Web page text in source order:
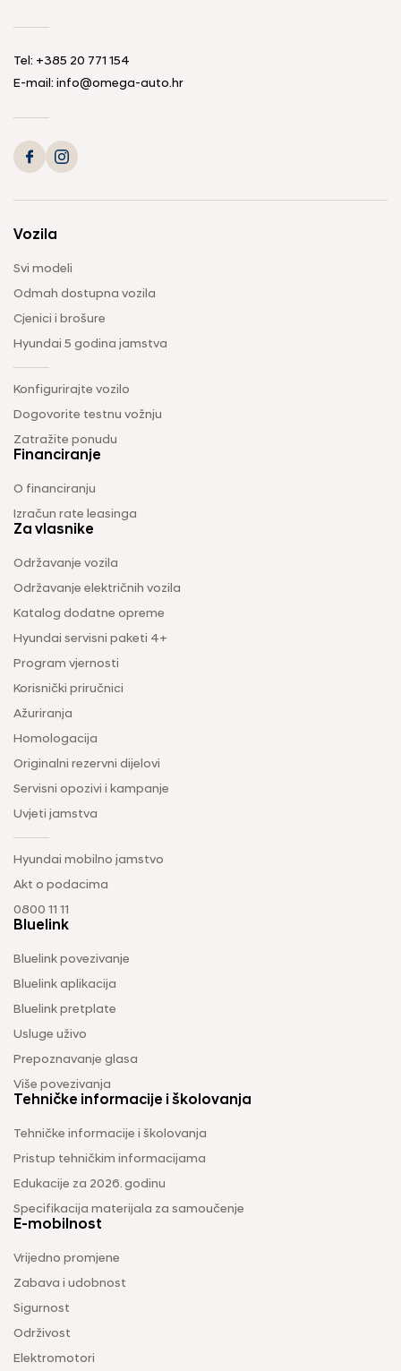
Tel: +385 20 771 154
E-mail: info@omega-auto.hr
Vozila
Svi modeli
Odmah dostupna vozila
Cjenici i brošure
Hyundai 5 godina jamstva
Konfigurirajte vozilo
Dogovorite testnu vožnju
Zatražite ponudu
Financiranje
O financiranju
Izračun rate leasinga
Za vlasnike
Održavanje vozila
Održavanje električnih vozila
Katalog dodatne opreme
Hyundai servisni paketi 4+
Program vjernosti
Korisnički priručnici
Ažuriranja
Homologacija
Originalni rezervni dijelovi
Servisni opozivi i kampanje
Uvjeti jamstva
Hyundai mobilno jamstvo
Akt o podacima
0800 11 11
Bluelink
Bluelink povezivanje
Bluelink aplikacija
Bluelink pretplate
Usluge uživo
Prepoznavanje glasa
Više povezivanja
Tehničke informacije i školovanja
Tehničke informacije i školovanja
Pristup tehničkim informacijama
Edukacije za 2026. godinu
Specifikacija materijala za samoučenje
E-mobilnost
Vrijedno promjene
Zabava i udobnost
Sigurnost
Održivost
Elektromotori